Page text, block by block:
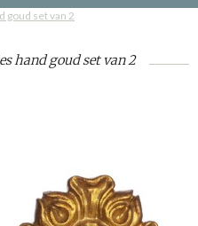
goud set van 2
hand goud set van 2